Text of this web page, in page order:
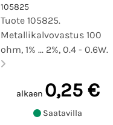
105825
Tuote 105825.
Metallikalvovastus 100
ohm, 1% ... 2%, 0.4 - 0.6W.
alkaen 0,25 €
Saatavilla